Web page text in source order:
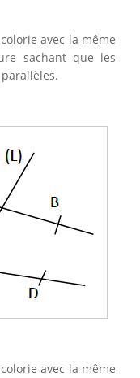
avec la même
sachant que les
avec la même